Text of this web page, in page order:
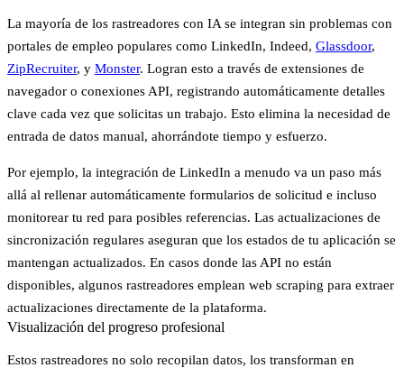
La mayoría de los rastreadores con IA se integran sin problemas con
portales de empleo populares como LinkedIn, Indeed, Glassdoor,
ZipRecruiter, y Monster. Logran esto a través de extensiones de
navegador o conexiones API, registrando automáticamente detalles
clave cada vez que solicitas un trabajo. Esto elimina la necesidad de
entrada de datos manual, ahorrándote tiempo y esfuerzo.
Por ejemplo, la integración de LinkedIn a menudo va un paso más
allá al rellenar automáticamente formularios de solicitud e incluso
monitorear tu red para posibles referencias. Las actualizaciones de
sincronización regulares aseguran que los estados de tu aplicación se
mantengan actualizados. En casos donde las API no están
disponibles, algunos rastreadores emplean web scraping para extraer
actualizaciones directamente de la plataforma.
Visualización del progreso profesional
Estos rastreadores no solo recopilan datos, los transforman en